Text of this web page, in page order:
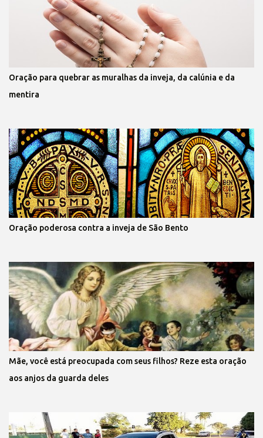
Oração para quebrar as muralhas da inveja, da calúnia e da
mentira
Oração poderosa contra a inveja de São Bento
Mãe, você está preocupada com seus filhos? Reze esta oração
aos anjos da guarda deles